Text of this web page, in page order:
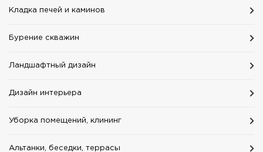
Кладка печей и каминов
Бурение скважин
Ландшафтный дизайн
Дизайн интерьера
Уборка помещений, клининг
Альтанки, беседки, террасы